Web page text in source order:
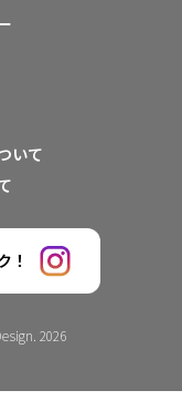
いて
！
2026